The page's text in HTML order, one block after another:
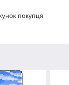
покупця